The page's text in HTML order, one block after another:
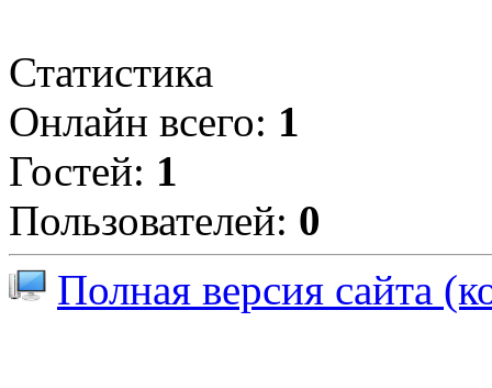
Статистика
Онлайн всего: 1
Гостей: 1
Пользователей: 0
Полная версия сайта